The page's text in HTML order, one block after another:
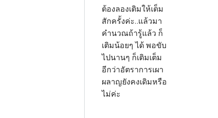
ต้องลองเติมให้เต็ม
สักครั้งค่ะ..แล้วมา
คำนวณถ้ารู้แล้ว ก็
เติมน้อยๆ ได้ พอขับ
ไปนานๆ ก็เติมเต็ม
อีกว่าอัตราการเผา
ผลาญยังคงเดิมหรือ
ไม่ค่ะ